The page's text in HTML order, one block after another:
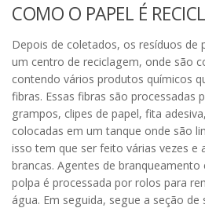
COMO O PAPEL É
Depois de coletados, os resíduos de
um centro de reciclagem, onde são
contendo vários produtos químicos
fibras. Essas fibras são processadas
grampos, clipes de papel, fita
colocadas em um tanque onde são
isso tem que ser feito várias vezes e
brancas. Agentes de
polpa é processada por rolos para
água. Em seguida, segue a seção